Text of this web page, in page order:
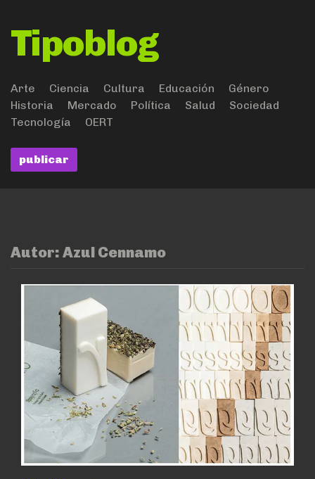
Tipoblog
Arte Ciencia Cultura Educación
Género
Historia
Mercado Política Salud
Sociedad
Tecnología
OERT
publicar
Autor: Azul Cennamo